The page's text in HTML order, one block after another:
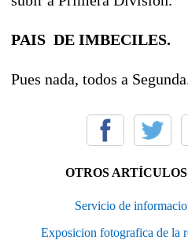
PAIS DE IMBECILES.
Pues nada, todos a
OTROS
Servicio de
Exposicion fotografica de la